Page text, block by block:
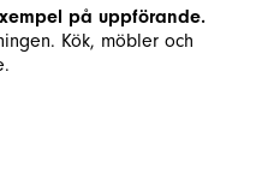
på uppförande.
Kök, möbler och